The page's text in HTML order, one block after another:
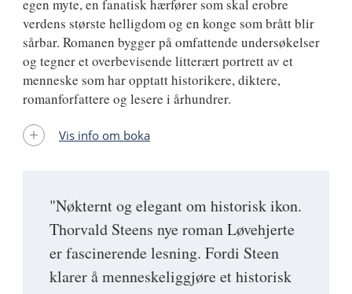
"Nøkternt og elegant om historisk ikon.
Thorvald Steens nye roman Løvehjerte
er fascinerende lesning. Fordi Steen
klarer å menneskeliggjøre et historisk
egen myte, en fanatisk hærfører som skal erobre
verdens største helligdom og en konge som brått blir
sårbar. Romanen bygger på omfattende undersøkelser
og tegner et overbevisende litterært portrett av et
menneske som har opptatt historikere, diktere,
romanforfattere og lesere i århundrer.
Vis info om boka